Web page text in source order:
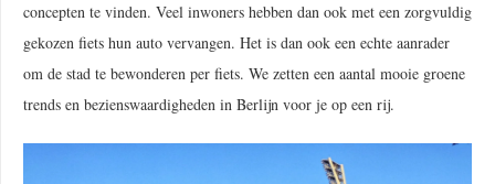
concepten te vinden. Veel inwoners hebben dan ook met een zorgvuldig
gekozen fiets hun auto vervangen. Het is dan ook een echte aanrader
om de stad te bewonderen per fiets. We zetten een aantal mooie groene
trends en bezienswaardigheden in Berlijn voor je op een rij.